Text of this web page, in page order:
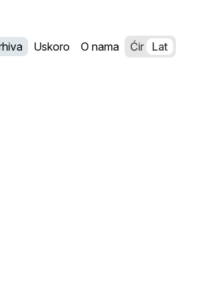
Uskoro O nama Ćir Lat